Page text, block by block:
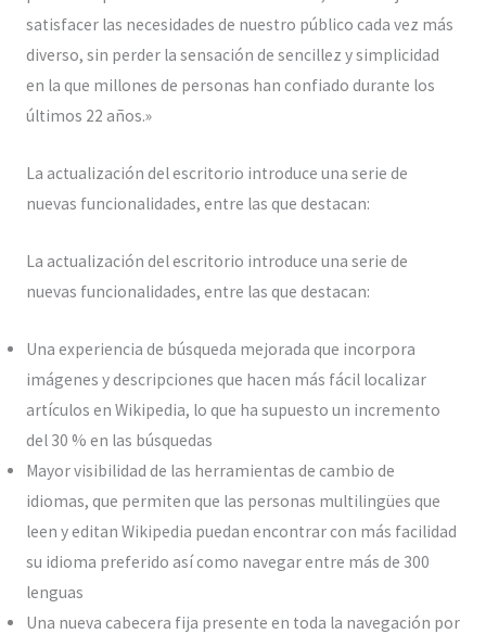
satisfacer las necesidades de nuestro público cada vez más
diverso, sin perder la sensación de sencillez y simplicidad
en la que millones de personas han confiado durante los
últimos 22 años.»
La actualización del escritorio introduce una serie de
nuevas funcionalidades, entre las que destacan:
La actualización del escritorio introduce una serie de
nuevas funcionalidades, entre las que destacan:
Una experiencia de búsqueda mejorada que incorpora
imágenes y descripciones que hacen más fácil localizar
artículos en Wikipedia, lo que ha supuesto un incremento
del 30 % en las búsquedas
Mayor visibilidad de las herramientas de cambio de
idiomas, que permiten que las personas multilingües que
leen y editan Wikipedia puedan encontrar con más facilidad
su idioma preferido así como navegar entre más de 300
lenguas
Una nueva cabecera fija presente en toda la navegación por